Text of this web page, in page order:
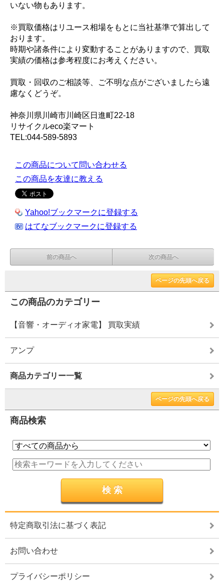
いない物もあります。
※買取価格はリユース相場をもとに当社基準で算出して
おります。
時期や諸条件により変動することがありますので、買取
実績の価格は参考程度にお考えください。
買取・回収のご相談等、ご不明な点がございましたら遠
慮なくどうぞ。
神奈川県川崎市川崎区日進町22-18
リサイクルeco楽マート
TEL:044-589-5893
この商品について問い合わせる
この商品を友達に教える
Yahoo!ブックマークに登録する
はてなブックマークに登録する
前の商品へ 次の商品へ
ページの先頭へ戻る
この商品のカテゴリー
【音響・オーディオ家電】 買取実績
アンプ
商品カテゴリー一覧
ページの先頭へ戻る
商品検索
特定商取引法に基づく表記
お問い合わせ
プライバシーポリシー